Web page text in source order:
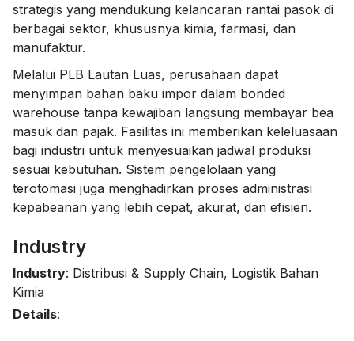
strategis yang mendukung kelancaran rantai pasok di
berbagai sektor, khususnya kimia, farmasi, dan
manufaktur.
Melalui PLB Lautan Luas, perusahaan dapat
menyimpan bahan baku impor dalam bonded
warehouse tanpa kewajiban langsung membayar bea
masuk dan pajak. Fasilitas ini memberikan keleluasaan
bagi industri untuk menyesuaikan jadwal produksi
sesuai kebutuhan. Sistem pengelolaan yang
terotomasi juga menghadirkan proses administrasi
kepabeanan yang lebih cepat, akurat, dan efisien.
Industry
Industry: Distribusi & Supply Chain, Logistik Bahan
Kimia
Details: